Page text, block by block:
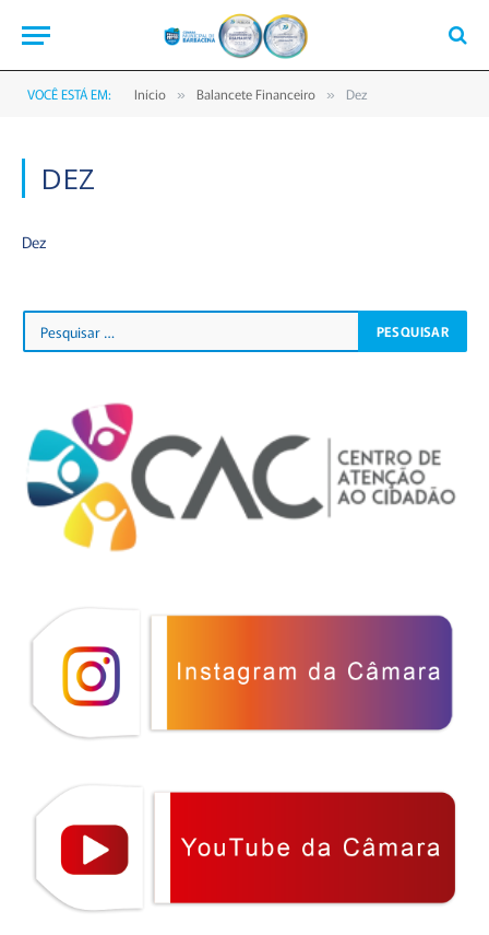
VOCÊ ESTÁ EM: Início » Balancete Financeiro » Dez
DEZ
Dez